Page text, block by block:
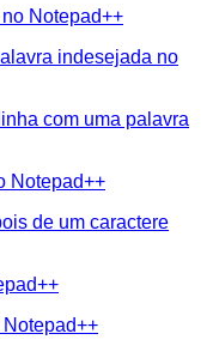
Notepad++
indesejada no
com uma palavra
Notepad++
de um caractere